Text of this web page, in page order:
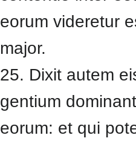
eorum videretur
major.
25. Dixit autem
gentium
eorum: et qui